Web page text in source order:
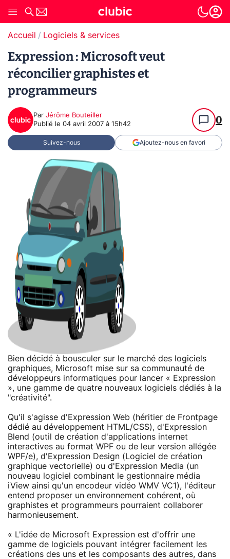
Accueil Logiciels & services
Expression : Microsoft veut
réconcilier graphistes et
programmeurs
Par Jérôme Bouteiller
Publié le 04 avril 2007 à 15h42 0
Suivez-nous Ajoutez-nous en favori
Bien décidé à bousculer sur le marché des logiciels
graphiques, Microsoft mise sur sa communauté de
développeurs informatiques pour lancer « Expression
», une gamme de quatre nouveaux logiciels dédiés à la
"créativité".
Qu'il s'agisse d'Expression Web (héritier de Frontpage
dédié au développement HTML/CSS), d'Expression
Blend (outil de création d'applications internet
interactives au format WPF ou de leur version allégée
WPF/e), d'Expression Design (Logiciel de création
graphique vectorielle) ou d'Expression Media (un
nouveau logiciel combinant le gestionnaire média
iView ainsi qu'un encodeur vidéo WMV VC1), l'éditeur
entend proposer un environnement cohérent, où
graphistes et programmeurs pourraient collaborer
harmonieusement.
« L'idée de Microsoft Expression est d'offrir une
gamme de logiciels pouvant intégrer facilement les
créations des uns et les composants des autres, dans